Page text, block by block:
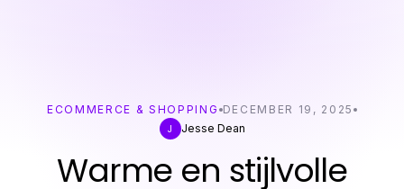
ECOMMERCE & SHOPPING DECEMBER 19, 2025
J
Jesse Dean
Warme en stijlvolle